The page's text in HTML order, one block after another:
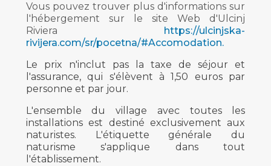
Vous pouvez trouver plus d'informations sur
l'hébergement sur le site Web d'Ulcinj
Riviera https://ulcinjska-
rivijera.com/sr/pocetna/#Accomodation.
Le prix n'inclut pas la taxe de séjour et
l'assurance, qui s'élèvent à 1,50 euros par
personne et par jour.
L'ensemble du village avec toutes les
installations est destiné exclusivement aux
naturistes. L'étiquette générale du
naturisme s'applique dans tout
l'établissement.